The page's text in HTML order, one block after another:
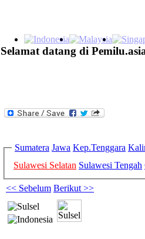
Selamat datang di
Sumatera Jawa Kep.Tenggara
Sulawesi Selatan Sulawesi Tengah
<< Sebelum Berikut >>